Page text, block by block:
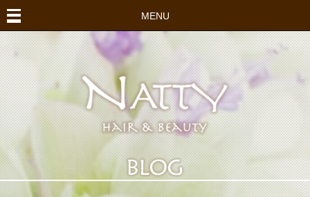
MENU